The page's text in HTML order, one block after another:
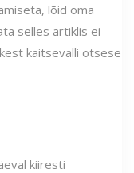
lõid oma
selles artiklis ei
kaitsevalli otsese
kiiresti